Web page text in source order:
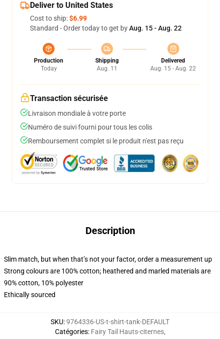
Deliver to United States
Cost to ship:$6.99
Standard - Order today to get byAug. 15 - Aug. 22
Production
Today
Shipping
Aug. 11
Delivered
Aug. 15 - Aug. 22
Transaction sécurisée
Livraison mondiale à votre porte
Numéro de suivi fourni pour tous les colis
Remboursement complet si le produit n'est pas reçu
Description
Slim match, but when that’s not your factor, order a measurement up
Strong colours are 100% cotton; heathered and marled materials are
90% cotton, 10% polyester
Ethically sourced
SKU:9764336-US-t-shirt-tank-DEFAULT
Catégories: Fairy Tail Hauts-citernes,